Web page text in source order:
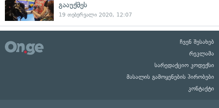
გააუქმეს
19 თებერვალი 2020, 12:07
ჩვენ შესახებ
რეკლამა
სარედაქციო კოდექსი
მასალის გამოყენების პირობები
კონტაქტი